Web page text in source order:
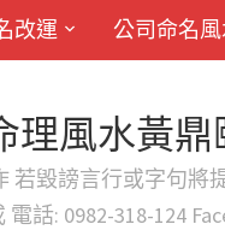
改運 公司命名
理風水黃鼎
毀謗言行或字句將
話: 0982-318-124